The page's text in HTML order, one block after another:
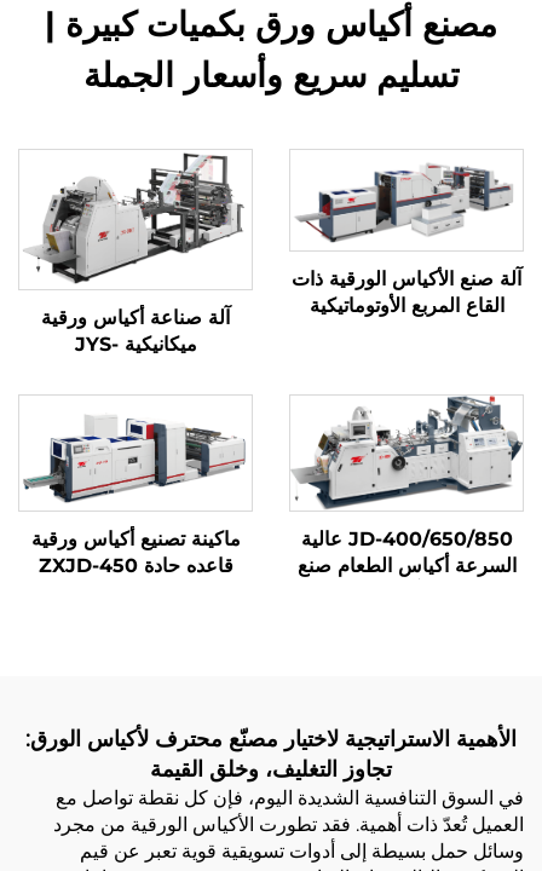
مصنع أكياس ورق بكميات كبيرة |
تسليم سريع وأسعار الجملة
آلة صنع الأكياس الورقية ذات
القاع المربع الأوتوماتيكية
آلة صناعة أكياس ورقية
ميكانيكية JYS-
عبر الإنترنت
JD-400/650/850 عالية
السرعة أكياس الطعام صنع
ماكينة تصنيع أكياس ورقية
قاعده حادة ZXJD-450
الأهمية الاستراتيجية لاختيار مصنّع محترف لأكياس الورق:
تجاوز التغليف، وخلق القيمة
في السوق التنافسية الشديدة اليوم، فإن كل نقطة تواصل مع
العميل تُعدّ ذات أهمية. فقد تطورت الأكياس الورقية من مجرد
وسائل حمل بسيطة إلى أدوات تسويقية قوية تعبر عن قيم